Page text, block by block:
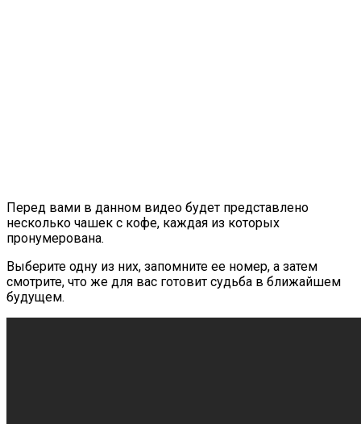
Перед вами в данном видео будет представлено
несколько чашек с кофе, каждая из которых
пронумерована.
Выберите одну из них, запомните ее номер, а затем
смотрите, что же для вас готовит судьба в ближайшем
будущем.